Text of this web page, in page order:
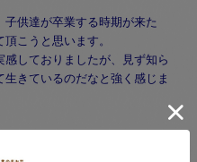
供達が卒業する時期が来た
こうと思います。
しておりましたが、見ず知ら
きているのだなと強く感じま